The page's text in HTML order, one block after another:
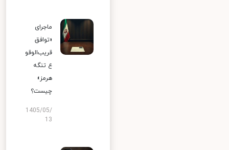
ماجرای
«توافق
قریب‌الوقو
ع تنگه
هرمز»
چیست؟
1405/05/
13